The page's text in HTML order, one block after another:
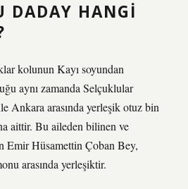
DADAY HANGI
kolunun Kayı soyundan
aynı zamanda Selçuklular
Ankara arasında yerleşik otuz bin
aittir. Bu aileden bilinen ve
Emir Hüsamettin Çoban Bey,
arasında yerleşiktir.